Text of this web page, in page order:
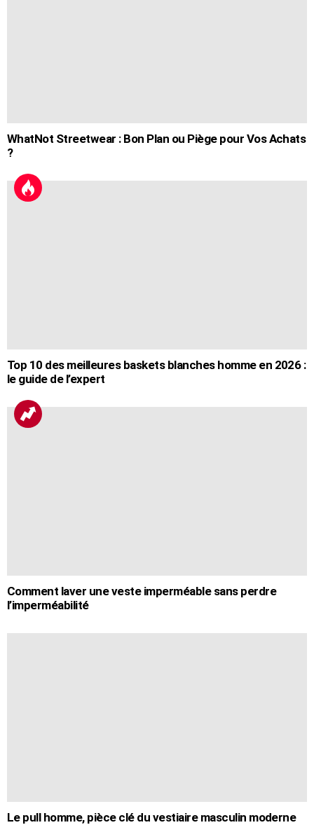
WhatNot Streetwear : Bon Plan ou Piège pour Vos Achats
?
Top 10 des meilleures baskets blanches homme en 2026 :
le guide de l’expert
Comment laver une veste imperméable sans perdre
l’imperméabilité
Le pull homme, pièce clé du vestiaire masculin moderne